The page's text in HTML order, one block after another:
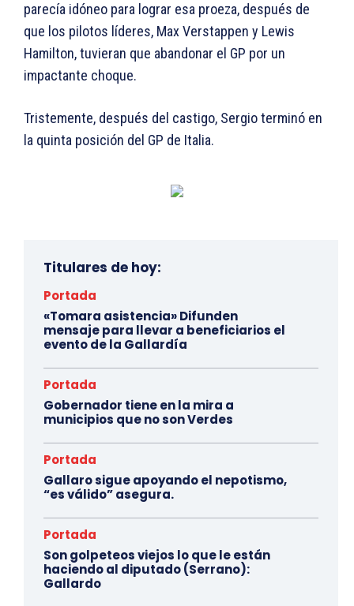
parecía idóneo para lograr esa proeza, después de
que los pilotos líderes, Max Verstappen y Lewis
Hamilton, tuvieran que abandonar el GP por un
impactante choque.
Tristemente, después del castigo, Sergio terminó en
la quinta posición del GP de Italia.
Titulares de hoy:
Portada
«Tomara asistencia» Difunden
mensaje para llevar a beneficiarios el
evento de la Gallardía
Portada
Gobernador tiene en la mira a
municipios que no son Verdes
Portada
Gallaro sigue apoyando el nepotismo,
“es válido” asegura.
Portada
Son golpeteos viejos lo que le están
haciendo al diputado (Serrano):
Gallardo